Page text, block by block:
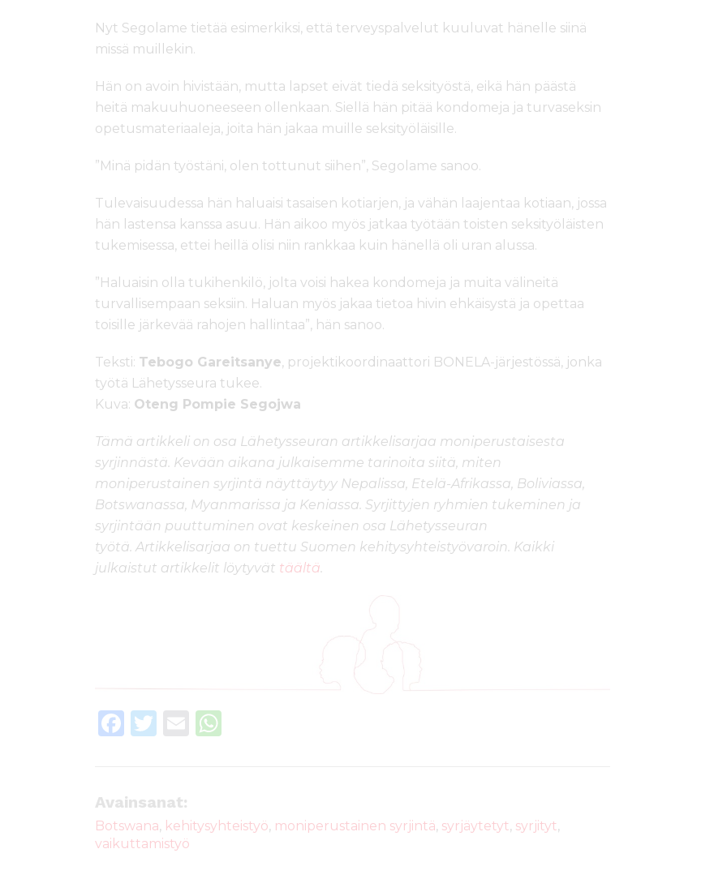
Nyt Segolame tietää esimerkiksi, että terveyspalvelut kuuluvat hänelle siinä
missä muillekin.
Hän on avoin hivistään, mutta lapset eivät tiedä seksityöstä, eikä hän päästä
heitä makuuhuoneeseen ollenkaan. Siellä hän pitää kondomeja ja turvaseksin
opetusmateriaaleja, joita hän jakaa muille seksityöläisille.
”Minä pidän työstäni, olen tottunut siihen”, Segolame sanoo.
Tulevaisuudessa hän haluaisi tasaisen kotiarjen, ja vähän laajentaa kotiaan, jossa
hän lastensa kanssa asuu. Hän aikoo myös jatkaa työtään toisten seksityöläisten
tukemisessa, ettei heillä olisi niin rankkaa kuin hänellä oli uran alussa.
”Haluaisin olla tukihenkilö, jolta voisi hakea kondomeja ja muita välineitä
turvallisempaan seksiin. Haluan myös jakaa tietoa hivin ehkäisystä ja opettaa
toisille järkevää rahojen hallintaa”, hän sanoo.
Teksti: Tebogo Gareitsanye, projektikoordinaattori BONELA-järjestössä, jonka
työtä Lähetysseura tukee.
Kuva: Oteng Pompie Segojwa
Tämä artikkeli on osa Lähetysseuran artikkelisarjaa moniperustaisesta
syrjinnästä. Kevään aikana julkaisemme tarinoita siitä, miten
moniperustainen syrjintä näyttäytyy Nepalissa, Etelä-Afrikassa, Boliviassa,
Botswanassa, Myanmarissa ja Keniassa. Syrjittyjen ryhmien tukeminen ja
syrjintään puuttuminen ovat keskeinen osa Lähetysseuran
työtä. Artikkelisarjaa on tuettu Suomen kehitysyhteistyövaroin. Kaikki
julkaistut artikkelit löytyvät täältä.
F
e
b
o
T
te
r
E
A
Avainsanat:
Botswana, kehitysyhteistyö, moniperustainen syrjintä, syrjäytetyt, syrjityt,
vaikuttamistyö